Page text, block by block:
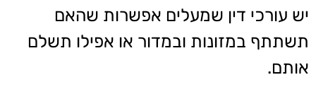
יש עורכי דין שמעלים אפשרות שהאם
תשתתף במזונות ובמדור או אפילו תשלם
אותם.